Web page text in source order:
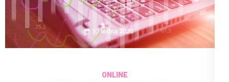
17 ledna 2020
ONLINE